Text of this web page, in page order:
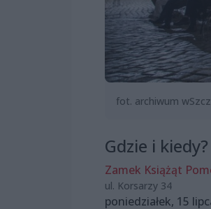
fot. archiwum
Gdzie i kiedy?
Zamek Książąt
ul. Korsarzy 34
poniedziałek, 15